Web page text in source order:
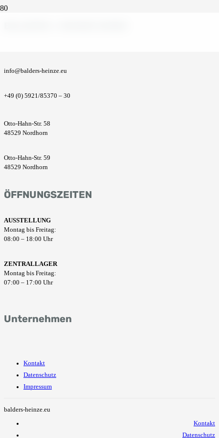
info@balders-heinze.eu
+49 (0) 5921/85370 – 30
Otto-Hahn-Str. 58
48529 Nordhorn
Otto-Hahn-Str. 59
48529 Nordhorn
ÖFFNUNGSZEITEN
AUSSTELLUNG
Montag bis Freitag:
08:00 – 18:00 Uhr
ZENTRALLAGER
Montag bis Freitag:
07:00 – 17:00 Uhr
Unternehmen
Kontakt
Datenschutz
Impressum
balders-heinze.eu
Kontakt
Datenschutz